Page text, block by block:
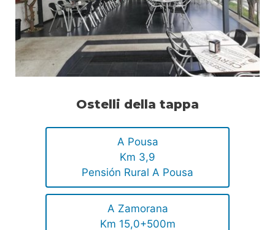
Ostelli della tappa
A Pousa
Km 3,9
Pensión Rural A Pousa
A Zamorana
Km 15,0+500m